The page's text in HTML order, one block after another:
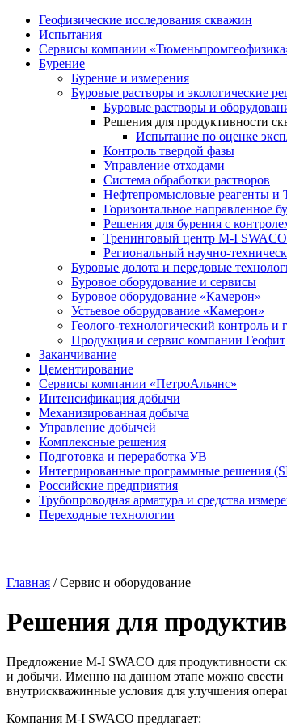
Геофизические исследования скважин
Испытания
Сервисы компании
Бурение
Бурение и измерения
Буровые растворы и экологические
Буровые растворы и
Решения для продуктивности
Испытание по оценке
Контроль твердой фазы
Управление отходами
Система обработки растворов
Нефтепромысловые реагенты и
Горизонтальное направленное
Решения для бурения с
Тренинговый центр M-I
Региональный научно-
Буровые долота и передовые
Буровое оборудование и сервисы
Буровое оборудование «Камерон»
Устьевое оборудование «Камерон»
Геолого-технологический контроль и
Продукция и сервис компании Геофит
Заканчивание
Цементирование
Сервисы компании «ПетроАльянс»
Интенсификация добычи
Механизированная добыча
Управление добычей
Комплексные решения
Подготовка и переработка УВ
Интегрированные программные решения
Российские предприятия
Трубопроводная арматура и средства
Переходные технологии
Главная /Сервис и оборудование
Решения для
Предложение M-I SWACO для продуктивности
и добычи. Именно на данном этапе можно свести
внутрискважинные условия для улучшения
Компания M-I SWACO предлагает: